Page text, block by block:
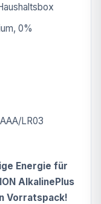
0%
LR03
Energie für
AlkalinePlus
Vorratspack!